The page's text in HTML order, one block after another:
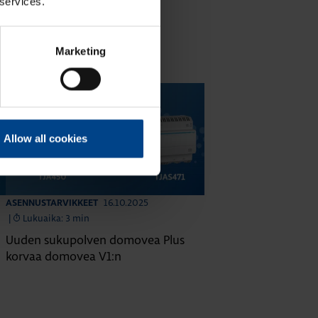
Marketing
Allow all cookies
ASENNUSTARVIKKEET
16.10.2025
|
Lukuaika: 3 min
Uuden sukupolven domovea Plus
korvaa domovea V1:n